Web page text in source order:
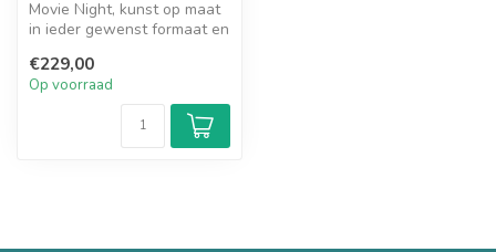
Movie Night, kunst op maat
in ieder gewenst formaat en
€229,00
Op voorraad